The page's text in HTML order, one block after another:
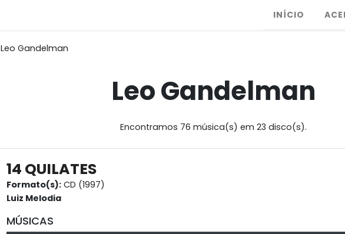
INÍCIO
Leo Gandelman
Leo Gandelman
Encontramos 76 música(s) em 23 disco(s).
14 QUILATES
Formato(s): CD (1997)
Luiz Melodia
MÚSICAS